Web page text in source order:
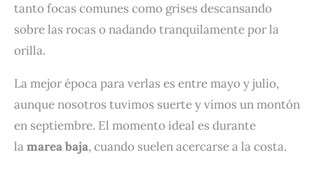
tanto focas comunes como grises descansando
sobre las rocas o nadando tranquilamente por la
orilla.
La mejor época para verlas es entre mayo y julio,
aunque nosotros tuvimos suerte y vimos un montón
en septiembre. El momento ideal es durante
lamarea baja, cuando suelen acercarse a la costa.